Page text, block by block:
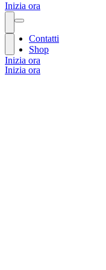
Inizia ora
Inizia ora
Contatti
Shop
Inizia ora